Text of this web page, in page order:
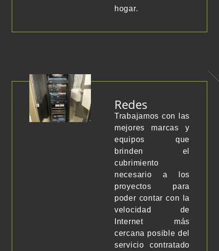
hogar.
Redes
Trabajamos con las
mejores marcas y
equipos que
brinden el
cubrimiento
necesario a los
proyectos para
poder contar con la
velocidad de
Internet más
cercana posible del
servicio contratado